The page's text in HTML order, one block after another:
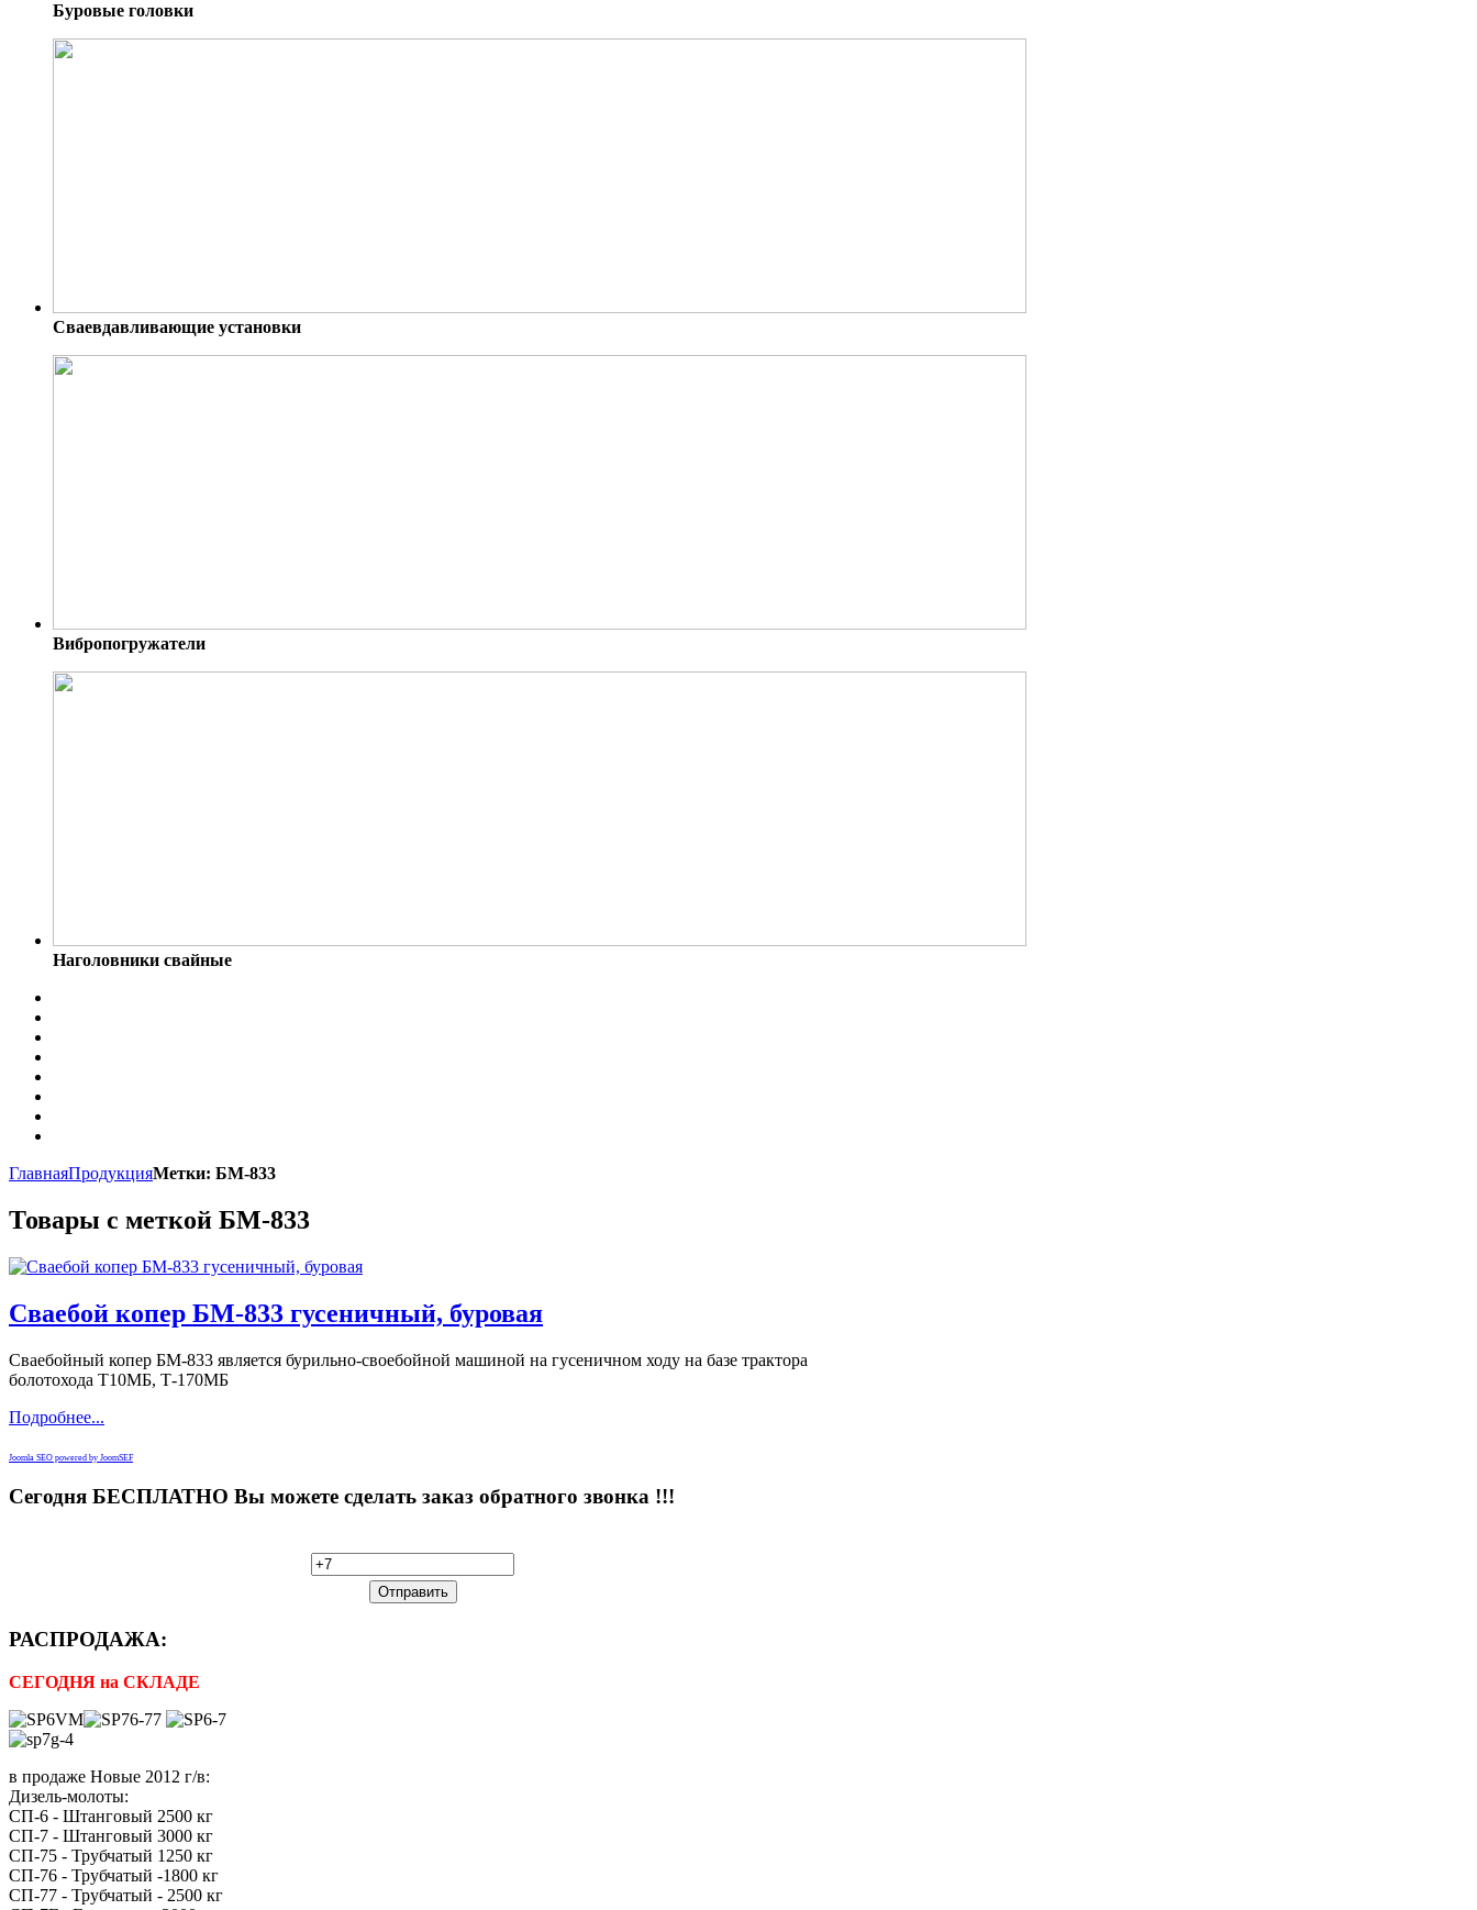
Буровые головки
Сваевдавливающие установки
Вибропогружатели
Наголовники свайные
ГлавнаяПродукцияМетки: БМ-833
Товары с меткой БМ-833
Сваебой копер БМ-833 гусеничный, буровая
Сваебойный копер БМ-833 является бурильно-своебойной машиной на гусеничном ходу на базе трактора
болотохода Т10МБ, Т-170МБ
Подробнее...
Joomla SEO powered by JoomSEF
Сегодня БЕСПЛАТНО Вы можете сделать заказ обратного звонка !!!
РАСПРОДАЖА:
СЕГОДНЯ на СКЛАДЕ
в продаже Новые 2012 г/в:
Дизель-молоты:
СП-6 - Штанговый 2500 кг
СП-7 - Штанговый 3000 кг
СП-75 - Трубчатый 1250 кг
СП-76 - Трубчатый -1800 кг
СП-77 - Трубчатый - 2500 кг